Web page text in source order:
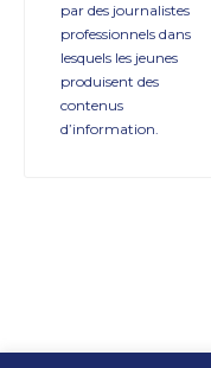
par des journalistes
professionnels dans
lesquels les jeunes
produisent des
contenus
d’information.